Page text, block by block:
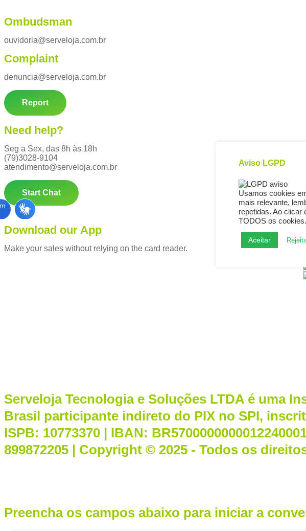
Ombudsman
ouvidoria@serveloja.com.br
Complaint
denuncia@serveloja.com.br
Report
Need help?
Seg a Sex, das 8h às 18h
(79)3028-9104
atendimento@serveloja.com.br
Start Chat
Download our App
Make your sales without relying on the card reader.
Serveloja Tecnologia e Soluções LTDA é uma
Brasil participante indireto do PIX no SPI,
ISPB: 10773370 | IBAN:
899872205 | Copyright © 2025 - Todos os
Aviso LGPD
Usamos cookies
mais relevante,
repetidas. Ao clicar
TODOS os cookies.
Aceitar
Preencha os campos abaixo para iniciar a